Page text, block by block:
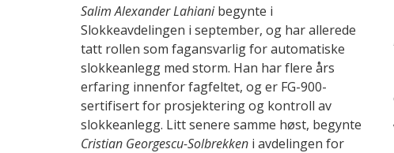
Salim Alexander Lahianibegynte i
Slokkeavdelingen i september, og har allerede
tatt rollen som fagansvarlig for automatiske
slokkeanlegg med storm. Han har flere års
erfaring innenfor fagfeltet, og er FG-900-
sertifisert for prosjektering og kontroll av
slokkeanlegg. Litt senere samme høst, begynte
Cristian Georgescu-Solbrekken i avdelingen for